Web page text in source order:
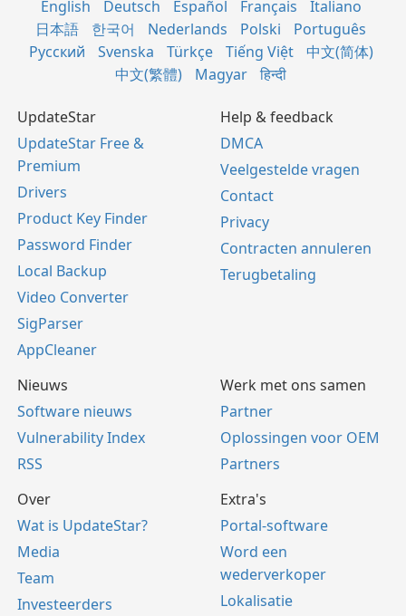
English Deutsch Español Français
Italiano
日本語
한국어 Nederlands Polski
Português
Русский
Svenska Türkçe Tiếng Việt
中文(简体)
中文(繁體)
Magyar हिन्दी
UpdateStar
UpdateStar Free &
Premium
Drivers
Product Key Finder
Password Finder
Local Backup
Video Converter
SigParser
AppCleaner
Help & feedback
DMCA
Veelgestelde vragen
Contact
Privacy
Contracten annuleren
Terugbetaling
Nieuws
Software nieuws
Vulnerability Index
RSS
Werk met ons samen
Partner
Oplossingen voor OEM
Partners
Over
Wat is UpdateStar?
Media
Team
Investeerders
Extra's
Portal-software
Word een
wederverkoper
Lokalisatie